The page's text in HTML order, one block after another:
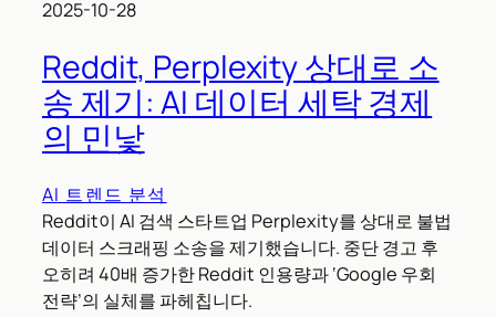
2025-10-28
Reddit, Perplexity 상대로 소
송 제기: AI 데이터 세탁 경제
의 민낯
AI 트렌드 분석
Reddit이 AI 검색 스타트업 Perplexity를 상대로 불법
데이터 스크래핑 소송을 제기했습니다. 중단 경고 후
오히려 40배 증가한 Reddit 인용량과 ‘Google 우회
전략’의 실체를 파헤칩니다.